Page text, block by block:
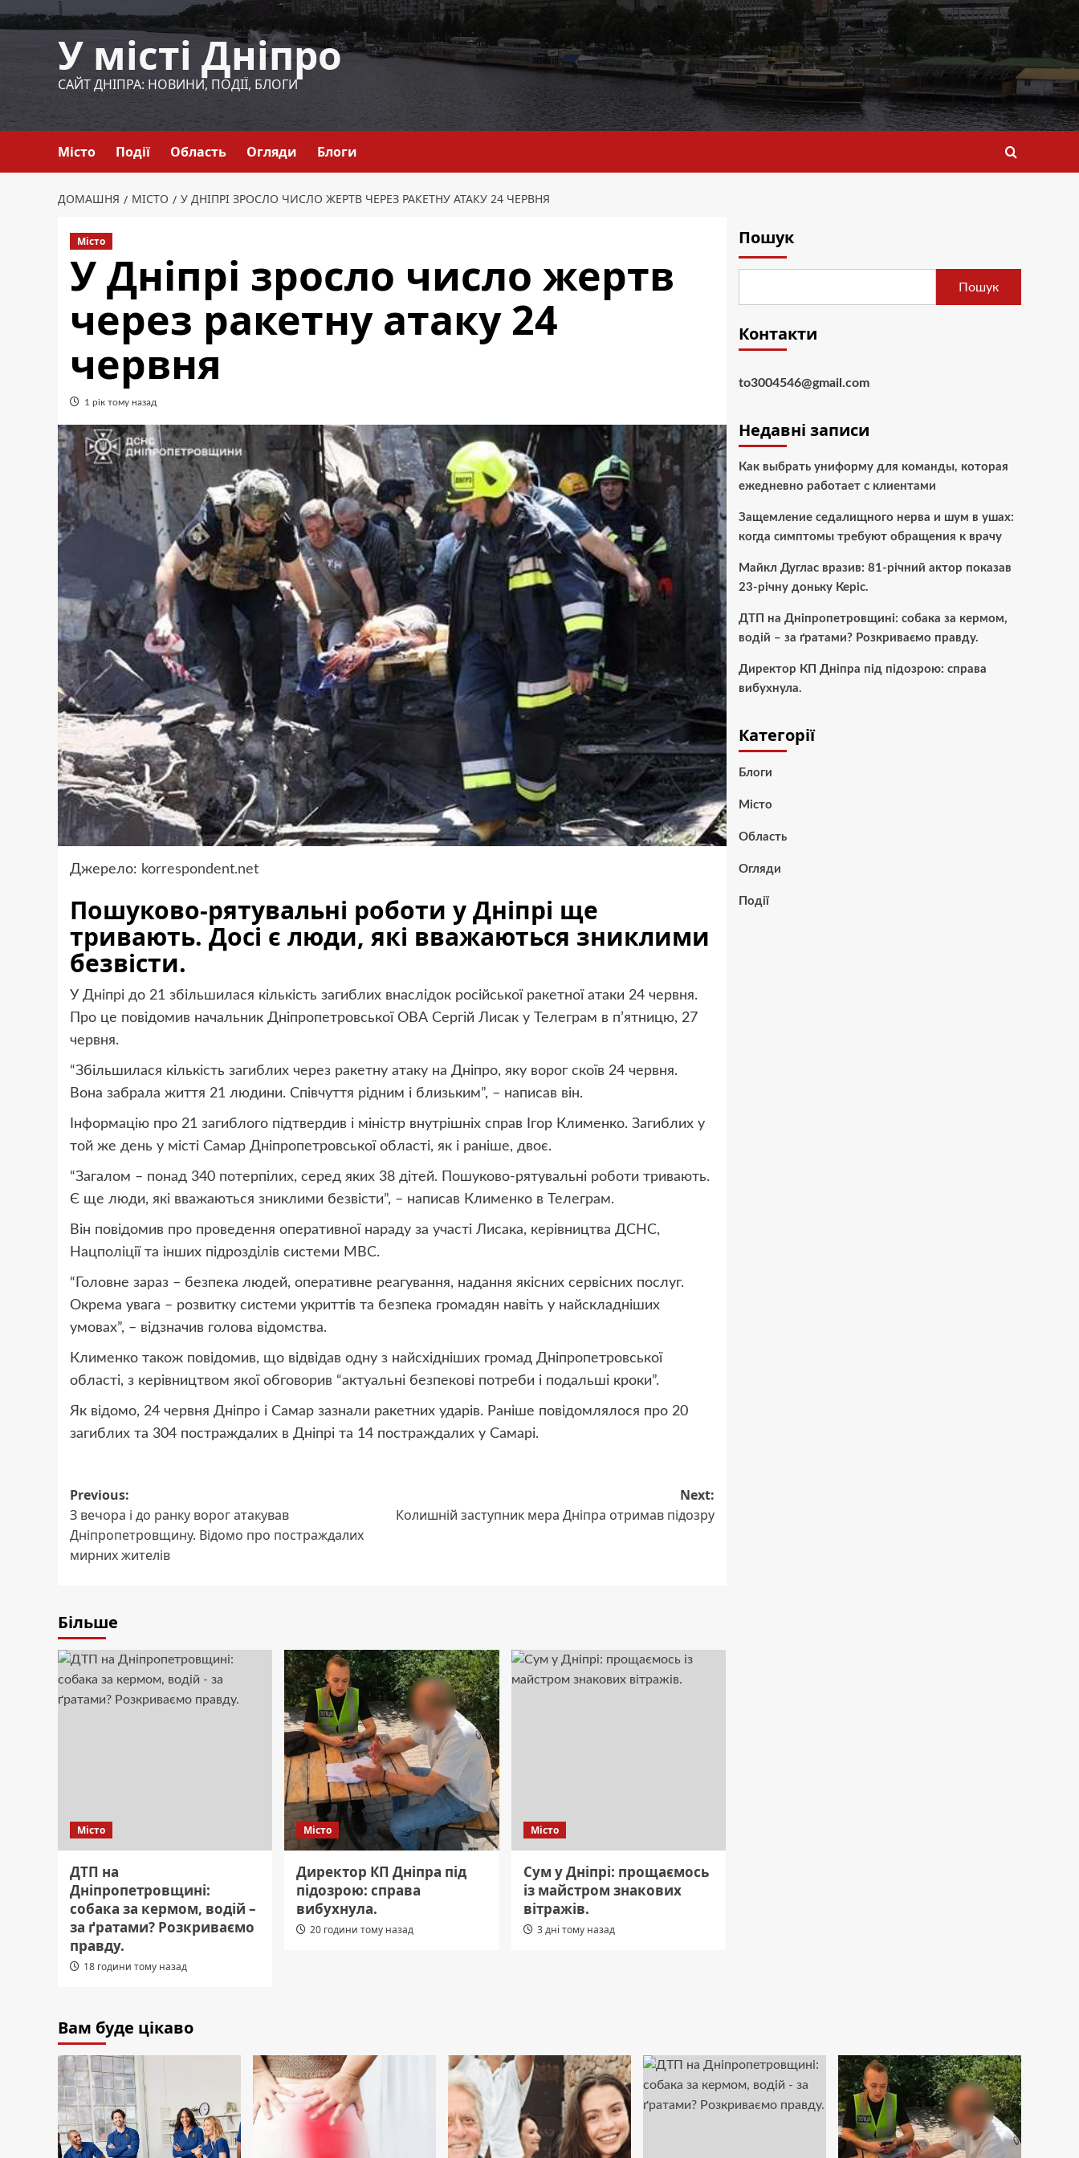
до
У місті Дніпро
САЙТ ДНІПРА: НОВИНИ, ПОДІЇ, БЛОГИ
Місто Події Область Огляди Блоги
ДОМАШНЯ МІСТО У ДНІПРІ ЗРОСЛО ЧИСЛО ЖЕРТВ ЧЕРЕЗ РАКЕТНУ АТАКУ 24 ЧЕРВНЯ
Місто
У Дніпрі зросло число жертв
через ракетну атаку 24
червня
1 рік тому назад
Джерело: korrespondent.net
Пошуково-рятувальні роботи у Дніпрі ще
тривають. Досі є люди, які вважаються зниклими
безвісти.
У Дніпрі до 21 збільшилася кількість загиблих внаслідок російської ракетної атаки 24 червня.
Про це повідомив начальник Дніпропетровської ОВА Сергій Лисак у Телеграм в п’ятницю, 27
червня.
“Збільшилася кількість загиблих через ракетну атаку на Дніпро, яку ворог скоїв 24 червня.
Вона забрала життя 21 людини. Співчуття рідним і близьким”, – написав він.
Інформацію про 21 загиблого підтвердив і міністр внутрішніх справ Ігор Клименко. Загиблих у
той же день у місті Самар Дніпропетровської області, як і раніше, двоє.
“Загалом – понад 340 потерпілих, серед яких 38 дітей. Пошуково-рятувальні роботи тривають.
Є ще люди, які вважаються зниклими безвісти”, – написав Клименко в Телеграм.
Він повідомив про проведення оперативної нараду за участі Лисака, керівництва ДСНС,
Нацполіції та інших підрозділів системи МВС.
“Головне зараз – безпека людей, оперативне реагування, надання якісних сервісних послуг.
Окрема увага – розвитку системи укриттів та безпека громадян навіть у найскладніших
умовах”, – відзначив голова відомства.
Клименко також повідомив, що відвідав одну з найсхідніших громад Дніпропетровської
області, з керівництвом якої обговорив “актуальні безпекові потреби і подальші кроки”.
Як відомо, 24 червня Дніпро і Самар зазнали ракетних ударів. Раніше повідомлялося про 20
загиблих та 304 постраждалих в Дніпрі та 14 постраждалих у Самарі.
Post
navigation
Previous:
З вечора і до ранку ворог атакував
Дніпропетровщину. Відомо про постраждалих
мирних жителів
Next:
Колишній заступник мера Дніпра отримав підозру
Більше
Місто
ДТП на
Дніпропетровщині:
собака за кермом, водій –
за ґратами? Розкриваємо
правду.
18 години тому назад
Місто
Директор КП Дніпра під
підозрою: справа
вибухнула.
20 години тому назад
Місто
Сум у Дніпрі: прощаємось
із майстром знакових
вітражів.
3 дні тому назад
Пошук
Пошук
Контакти
to3004546@gmail.com
Недавні записи
Как выбрать униформу для команды, которая
ежедневно работает с клиентами
Защемление седалищного нерва и шум в ушах:
когда симптомы требуют обращения к врачу
Майкл Дуглас вразив: 81-річний актор показав
23-річну доньку Керіс.
ДТП на Дніпропетровщині: собака за кермом,
водій – за ґратами? Розкриваємо правду.
Директор КП Дніпра під підозрою: справа
вибухнула.
Категорії
Блоги
Місто
Область
Огляди
Події
Вам буде цікаво